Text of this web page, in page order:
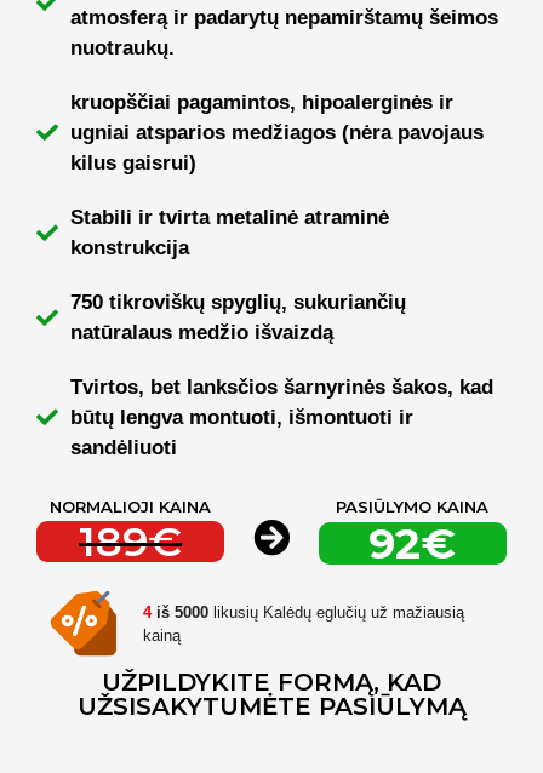
atmosferą ir padarytų nepamirštamų šeimos
nuotraukų.
kruopščiai pagamintos, hipoalerginės ir
ugniai atsparios medžiagos (nėra pavojaus
kilus gaisrui)
Stabili ir tvirta metalinė atraminė
konstrukcija
750 tikroviškų spyglių, sukuriančių
natūralaus medžio išvaizdą
Tvirtos, bet lanksčios šarnyrinės šakos, kad
būtų lengva montuoti, išmontuoti ir
sandėliuoti
NORMALIOJI KAINA
189€
PASIŪLYMO KAINA
92€
4iš 5000likusių Kalėdų eglučių už mažiausią
kainą
UŽPILDYKITE FORMĄ, KAD
UŽSISAKYTUMĖTE PASIŪLYMĄ